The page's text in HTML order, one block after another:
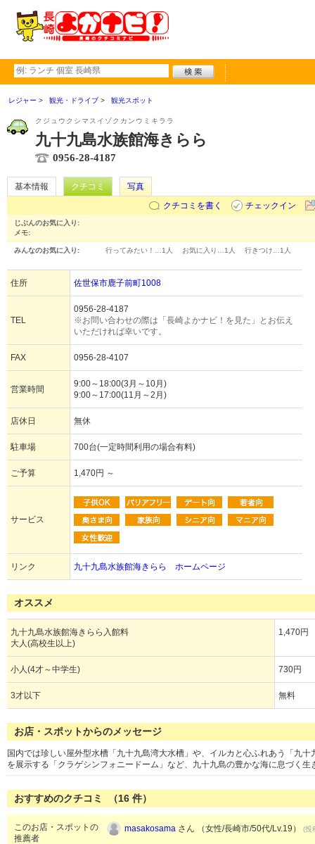
レジャー 観光・ドライブ 観光スポット
クジュウクシマスイゾクカンウミキララ
九十九島水族館海きらら
0956-28-4187
基本情報 クチコミ
写真
クチコミを書く
チェックイン
じぶんのお気に入り:
メモ:
みんなのお気に入り: 行ってみたい！… 1人 お気に入り… 1人 行きつけ… 1人
住所 佐世保市鹿子前町1008
TEL
0956-28-4187
※お問い合わせの際は「長崎よかナビ！を見た」とお伝え
いただければ幸いです。
FAX 0956-28-4107
営業時間
9:00～18:00(3月～10月)
9:00～17:00(11月～2月)
店休日 無休
駐車場 700台(一定時間利用の場合有料)
ご予算 1,470円 ～
サービス
リンク 九十九島水族館海きらら ホームページ
オススメ
九十九島水族館海きらら入館料
大人(高校生以上)
1,470円
小人(4才～中学生) 730円
3才以下 無料
お店・スポットからのメッセージ
国内では珍しい屋外型水槽「九十九島湾大水槽」や、イルカと心ふれあう「九
を展示する「クラゲシンフォニードーム」など、九十九島の豊かな海に息づく
おすすめのクチコミ （16 件）
このお店・スポットの
推薦者
masakosama さん （女性/長崎市/50代/Lv.19） (投